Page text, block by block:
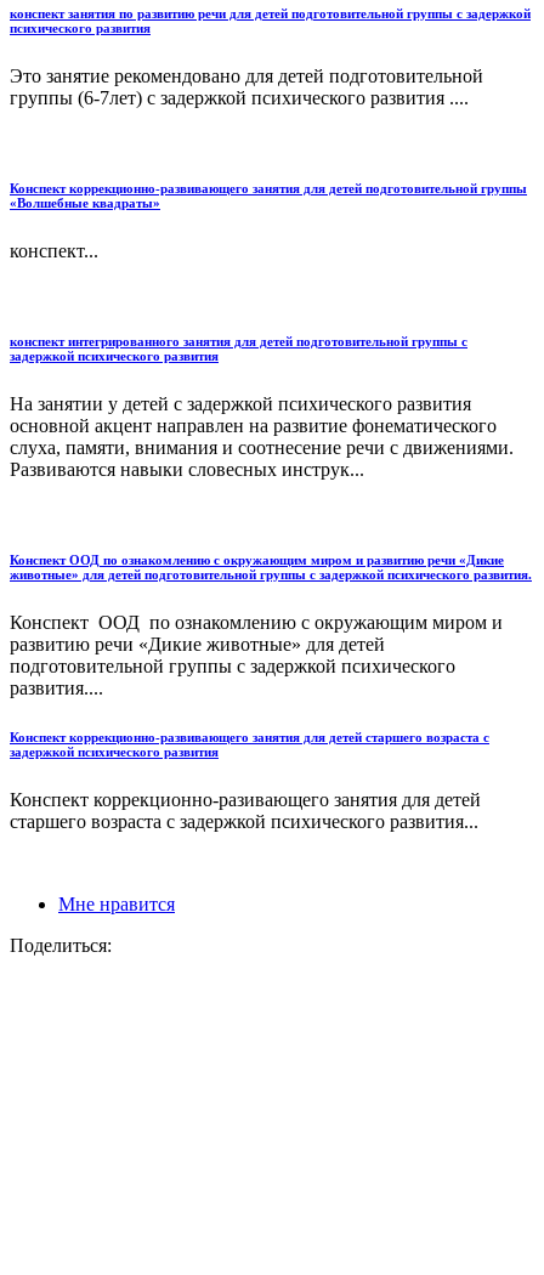
конспект занятия по развитию речи для детей подготовительной группы с задержкой
психического развития
Это занятие рекомендовано для детей подготовительной
группы (6-7лет) с задержкой психического развития ....
Конспект коррекционно-развивающего занятия для детей подготовительной группы
«Волшебные квадраты»
конспект...
конспект интегрированного занятия для детей подготовительной группы с
задержкой психического развития
На занятии у детей с задержкой психического развития
основной акцент направлен на развитие фонематического
слуха, памяти, внимания и соотнесение речи с движениями.
Развиваются навыки словесных инструк...
Конспект ООД по ознакомлению с окружающим миром и развитию речи «Дикие
животные» для детей подготовительной группы с задержкой психического развития.
Конспект ООД по ознакомлению с окружающим миром и
развитию речи «Дикие животные» для детей
подготовительной группы с задержкой психического
развития....
Конспект коррекционно-развивающего занятия для детей старшего возраста с
задержкой психического развития
Конспект коррекционно-разивающего занятия для детей
старшего возраста с задержкой психического развития...
Мне нравится
Поделиться: